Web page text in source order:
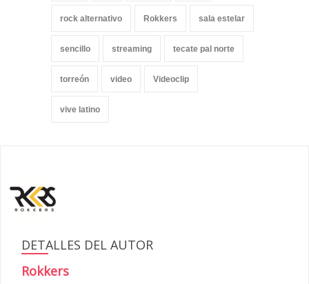
rock alternativo Rokkers sala estelar
sencillo streaming tecate pal norte
torreón video Videoclip
vive latino
DETALLES DEL AUTOR
Rokkers